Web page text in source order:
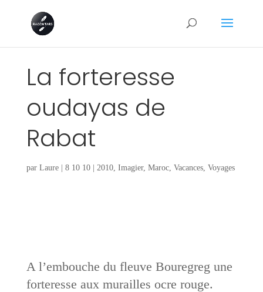
La forteresse
oudayas de
Rabat
par Laure| 8 10 10| 2010, Imagier, Maroc, Vacances, Voyages
A l’embouche du fleuve Bouregreg une
forteresse aux murailles ocre rouge.